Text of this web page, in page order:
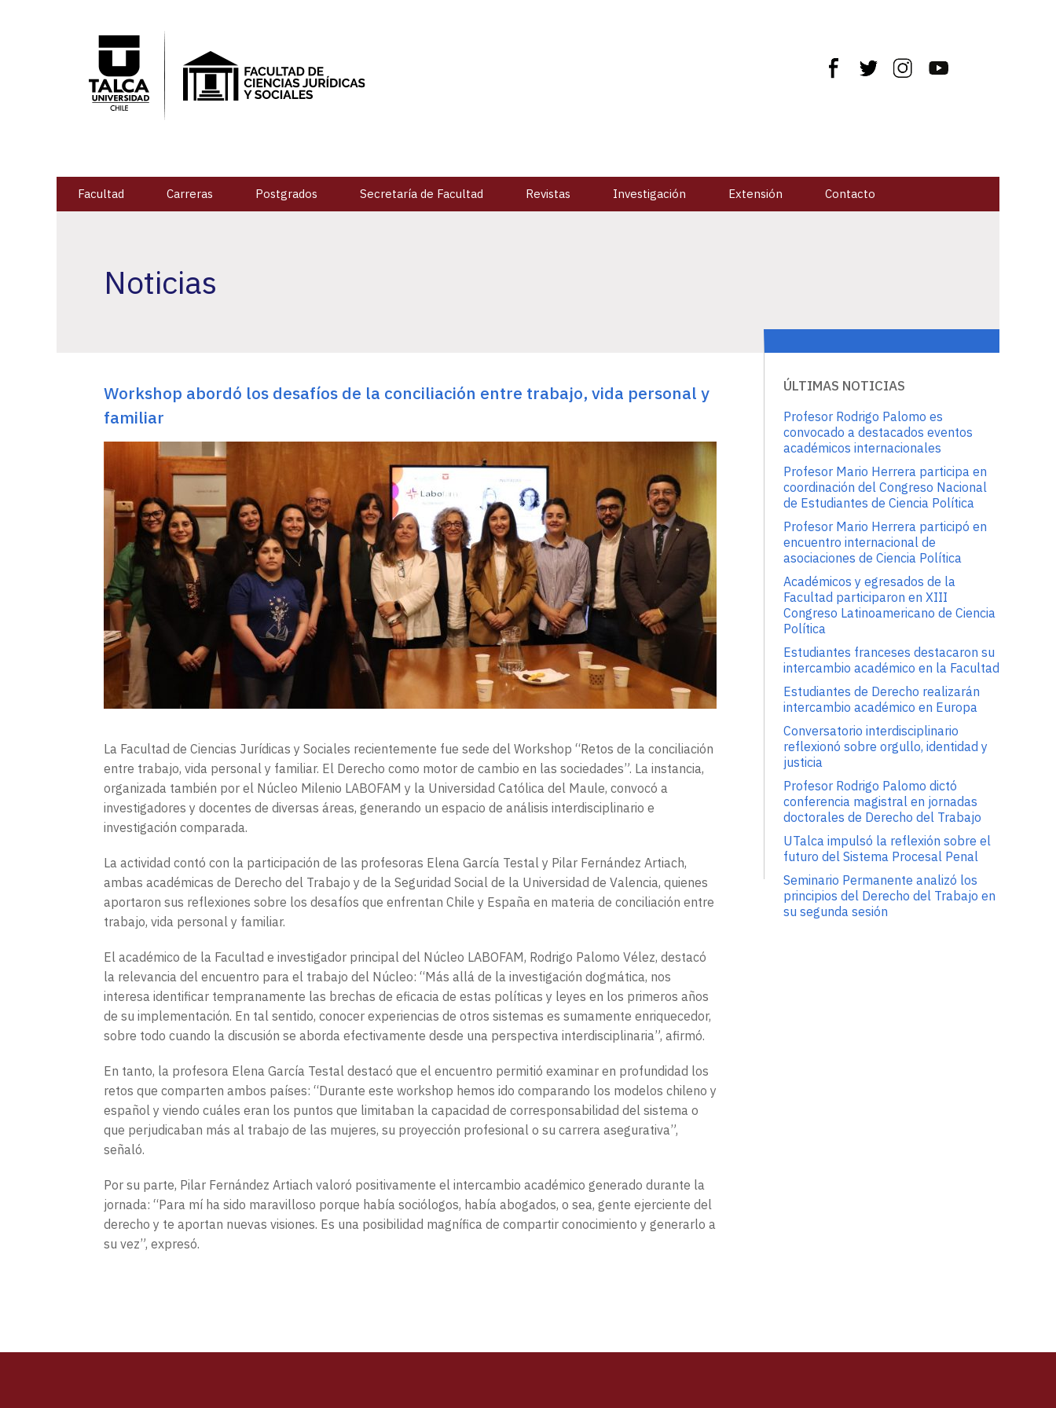
Facultad Carreras Postgrados Secretaría de Facultad Revistas Investigación Extensión Contacto
Noticias
Workshop abordó los desafíos de la conciliación entre trabajo, vida personal y
familiar
La Facultad de Ciencias Jurídicas y Sociales recientemente fue sede del Workshop “Retos de la conciliación
entre trabajo, vida personal y familiar. El Derecho como motor de cambio en las sociedades”. La instancia,
organizada también por el Núcleo Milenio LABOFAM y la Universidad Católica del Maule, convocó a
investigadores y docentes de diversas áreas, generando un espacio de análisis interdisciplinario e
investigación comparada.
La actividad contó con la participación de las profesoras Elena García Testal y Pilar Fernández Artiach,
ambas académicas de Derecho del Trabajo y de la Seguridad Social de la Universidad de Valencia, quienes
aportaron sus reflexiones sobre los desafíos que enfrentan Chile y España en materia de conciliación entre
trabajo, vida personal y familiar.
El académico de la Facultad e investigador principal del Núcleo LABOFAM, Rodrigo Palomo Vélez, destacó
la relevancia del encuentro para el trabajo del Núcleo: “Más allá de la investigación dogmática, nos
interesa identificar tempranamente las brechas de eficacia de estas políticas y leyes en los primeros años
de su implementación. En tal sentido, conocer experiencias de otros sistemas es sumamente enriquecedor,
sobre todo cuando la discusión se aborda efectivamente desde una perspectiva interdisciplinaria”, afirmó.
En tanto, la profesora Elena García Testal destacó que el encuentro permitió examinar en profundidad los
retos que comparten ambos países: “Durante este workshop hemos ido comparando los modelos chileno y
español y viendo cuáles eran los puntos que limitaban la capacidad de corresponsabilidad del sistema o
que perjudicaban más al trabajo de las mujeres, su proyección profesional o su carrera asegurativa”,
señaló.
Por su parte, Pilar Fernández Artiach valoró positivamente el intercambio académico generado durante la
jornada: “Para mí ha sido maravilloso porque había sociólogos, había abogados, o sea, gente ejerciente del
derecho y te aportan nuevas visiones. Es una posibilidad magnífica de compartir conocimiento y generarlo a
su vez”, expresó.
ÚLTIMAS NOTICIAS
Profesor Rodrigo Palomo es
convocado a destacados eventos
académicos internacionales
Profesor Mario Herrera participa en
coordinación del Congreso Nacional
de Estudiantes de Ciencia Política
Profesor Mario Herrera participó en
encuentro internacional de
asociaciones de Ciencia Política
Académicos y egresados de la
Facultad participaron en XIII
Congreso Latinoamericano de Ciencia
Política
Estudiantes franceses destacaron su
intercambio académico en la Facultad
Estudiantes de Derecho realizarán
intercambio académico en Europa
Conversatorio interdisciplinario
reflexionó sobre orgullo, identidad y
justicia
Profesor Rodrigo Palomo dictó
conferencia magistral en jornadas
doctorales de Derecho del Trabajo
UTalca impulsó la reflexión sobre el
futuro del Sistema Procesal Penal
Seminario Permanente analizó los
principios del Derecho del Trabajo en
su segunda sesión